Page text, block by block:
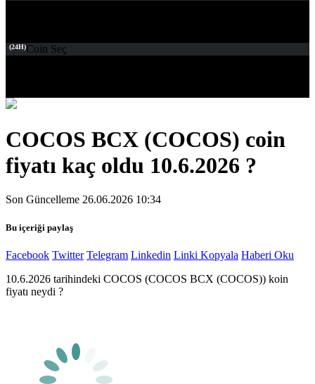
(24H)Coin Seç
COCOS BCX (COCOS) coin
fiyatı kaç oldu 10.6.2026 ?
Son Güncelleme 26.06.2026 10:34
Bu içeriği paylaş
Facebook Twitter Telegram Linkedin Linki Kopyala Haberi Oku
10.6.2026 tarihindeki COCOS (COCOS BCX (COCOS)) koin
fiyatı neydi ?